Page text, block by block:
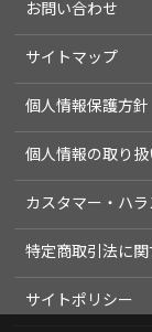
お問い合わせ
サイトマップ
個人情報保護方針
個人情報の取り
カスタマー・ハ
特定商取引法に
サイトポリシー